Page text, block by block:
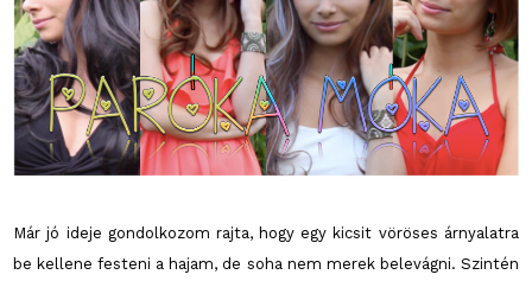
Már jó ideje gondolkozom rajta, hogy egy kicsit vöröses árnyalatra
be kellene festeni a hajam, de soha nem merek belevágni. Szintén